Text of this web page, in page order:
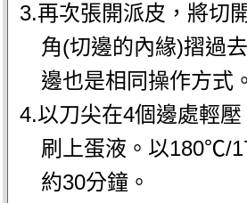
3.再次張開派皮，將切
角(切邊的內緣)摺過
邊也是相同操作方式。
4.以刀尖在4個邊處輕
刷上蛋液。以180℃/
約30分鐘。